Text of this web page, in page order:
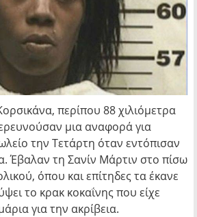
περίπου 88 χιλιόμετρα
μια αναφορά για
την Τετάρτη όταν εντόπισαν
Έβαλαν τη Σανίν Μάρτιν στο πίσω
όπου και επίτηδες τα έκανε
το κρακ κοκαΐνης που είχε
για την ακρίβεια.